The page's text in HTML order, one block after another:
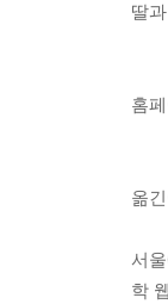
딸
홈
옮
서
학